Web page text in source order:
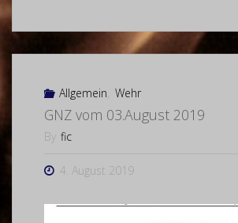
Allgemein Wehr
GNZ vom 03.August 2019
By fic
4. August 2019